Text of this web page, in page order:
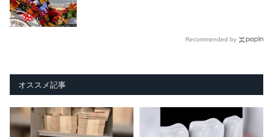
Recommended by
オススメ記事